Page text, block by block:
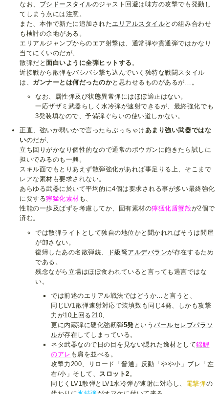
なお、 ブシドースタイルのジャスト回避は味方の攻撃でも発動し
てしまう点には注意。
また、本作で新たに追加されたエリアルスタイルとの組み合わせ
も検討の余地がある。
エリアルジャンプからのエア射撃は、通常弾や貫通弾ではかなり
当てにくいのだが、
散弾だと面白いように全弾ヒットする 。
近接戦から散弾をバシバシ撃ち込んでいく独特な戦闘スタイル
は、 ガンナーとは何だったのかと思わせるものがあるが…。
なお、属性弾及び状態異常弾にはほぼ適正はない。
一応ザザミ武器らしく水冷弾が速射できるが、最終強化でも
3発装填なので、予備弾ぐらいの使い道しかない。
正直、強いか弱いかで言ったらぶっちゃけあまり強い武器ではな
いのだが、
立ち回りがかなり個性的なので通常のボウガンに飽きたら試しに
担いでみるのも一興。
スキル面でもとりあえず散弾強化があれば事足りる上、そこまで
レアな素材も要求されない。
あらゆる武器に於いて平均的に4個は要求される事が多い最終強化
に要する獰猛化素材 も、
性能の一歩及ばずを考慮してか、固有素材の獰猛化盾蟹殻が2個で
済む。
では散弾ライトとして独自の地位かと聞かれればそうは問屋
が卸さない。
復帰したあの名散弾銃、
ド級弩アルデバランが存在するため
である。
残念ながら立場はほぼ食われていると言っても過言ではな
い。
では前述のエリアル戦法ではどうか…と言うと、
同じLV1散弾速射対応で装填数も同じ4発、しかも攻撃
力が10上回る210、
更に内蔵弾に硬化強靭弾5発 というパールセレブパラソ
ルが存在してしまっている。
ネタ武器なので日の目を見ない隠れた逸材として錦鯉
のアレ も肩を並べる。
攻撃力200、リロード「普通」反動「やや小」ブレ「左
右/小」そして、
スロット2 。
同じくLV1散弾とLV1水冷弾が速射に対応し、 電撃弾の